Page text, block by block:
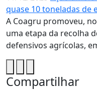
quase 10 toneladas de
A Coagru promoveu,
uma etapa da recolha
defensivos agrícolas,
Compartilhar